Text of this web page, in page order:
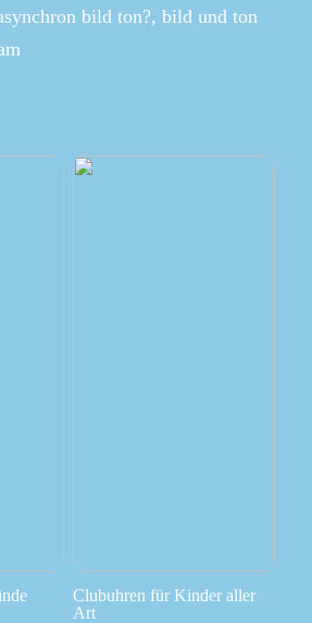
bild ton?, bild und ton
Clubuhren für Kinder aller
Art